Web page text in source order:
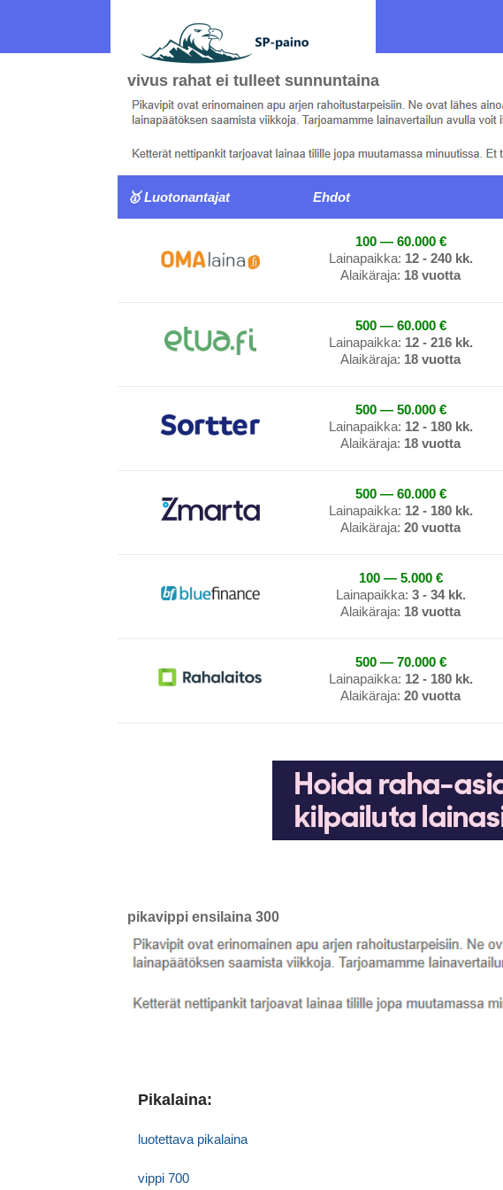
vivus rahat ei tulleet sunnuntaina
🥇 Luotonantajat Ehdot
100 — 60.000 €
Lainapaikka: 12 - 240 kk.
Alaikäraja: 18 vuotta
500 — 60.000 €
Lainapaikka: 12 - 216 kk.
Alaikäraja: 18 vuotta
500 — 50.000 €
Lainapaikka: 12 - 180 kk.
Alaikäraja: 18 vuotta
500 — 60.000 €
Lainapaikka: 12 - 180 kk.
Alaikäraja: 20 vuotta
100 — 5.000 €
Lainapaikka: 3 - 34 kk.
Alaikäraja: 18 vuotta
500 — 70.000 €
Lainapaikka: 12 - 180 kk.
Alaikäraja: 20 vuotta
pikavippi ensilaina 300
Pikalaina:
luotettava pikalaina
vippi 700